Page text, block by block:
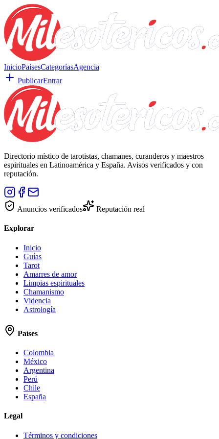
InicioPaísesCategoríasAgencia
PublicarEntrar
Directorio místico de tarotistas, chamanes, curanderos y maestros
espirituales en Latinoamérica y España. Avisos verificados y con
reputación.
Anuncios verificados Reputación real
Explorar
Inicio
Guías
Tarot
Amarres de amor
Limpias espirituales
Chamanismo
Videncia
Astrología
Países
Colombia
México
Argentina
Perú
Chile
España
Legal
Términos y condiciones